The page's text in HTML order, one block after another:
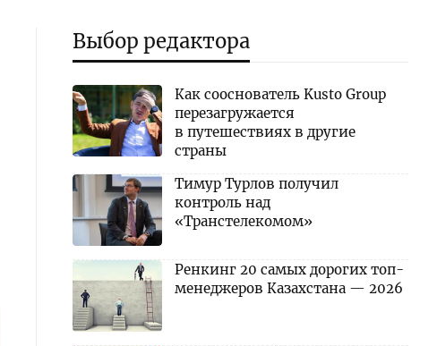
Выбор редактора
Как сооснователь Kusto Group
перезагружается
в путешествиях в другие
страны
Тимур Турлов получил
контроль над
«Транстелекомом»
Ренкинг 20 самых дорогих топ-
менеджеров Казахстана — 2026